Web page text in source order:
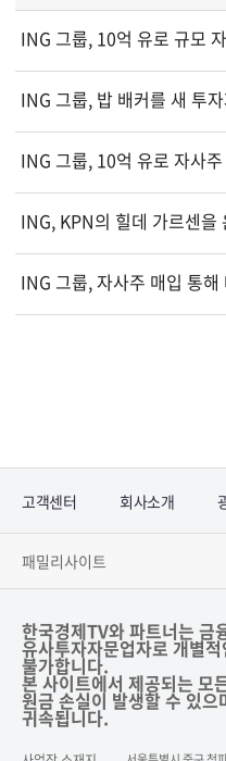
ING 그룹, 10억 유로 규모
ING 그룹, 밥 배커를 새 투
ING 그룹, 10억 유로 자사
ING, KPN의 힐데 가르센을
ING 그룹, 자사주 매입 통
고객센터 회사소개
패밀리사이트
한국경제TV와 파트너는 금
유사투자자문업자로 개별
불가합니다.
본 사이트에서 제공되는 모
원금 손실이 발생할 수 있
귀속됩니다.